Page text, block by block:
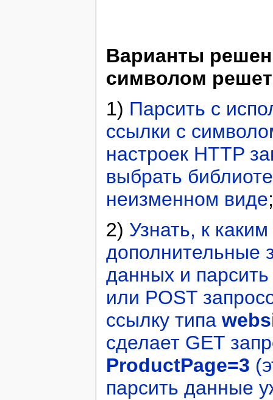
Варианты
символом
1) Парсить с
ссылки с
настроек HTTP
выбрать
неизменном виде;
2) Узнать, к
дополнительные
данных и
или POST
ссылку типа
сделает GET
ProductPage=3
парсить данные